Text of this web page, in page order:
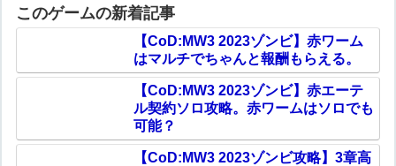
このゲームの新着記事
【CoD:MW3 2023ゾンビ】赤ワーム
はマルチでちゃんと報酬もらえる。
【CoD:MW3 2023ゾンビ】赤エーテ
ル契約ソロ攻略。赤ワームはソロでも
可能？
【CoD:MW3 2023ゾンビ攻略】3章高